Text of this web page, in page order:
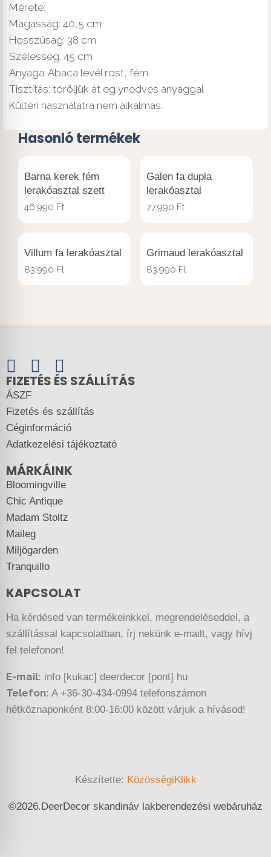
Mérete:
Magasság: 40,5 cm
Hosszúság: 38 cm
Szélesség: 45 cm
Anyaga: Abaca levél rost, fém
Tisztítás: töröljük át eg ynedves anyaggal
Kültéri használatra nem alkalmas.
Hasonló termékek
Barna kerek fém
lerakóasztal szett
46.990 Ft
Galen fa dupla
lerakóasztal
77.990 Ft
Villum fa lerakóasztal
83.990 Ft
Grimaud lerakóasztal
83.990 Ft
FIZETÉS ÉS SZÁLLÍTÁS
ÁSZF
Fizetés és szállítás
Céginformáció
Adatkezelési tájékoztató
MÁRKÁINK
Bloomingville
Chic Antique
Madam Stoltz
Maileg
Miljögarden
Tranquillo
KAPCSOLAT
Ha kérdésed van termékeinkkel, megrendeléseddel, a
szállítással kapcsolatban, írj nekünk e-mailt, vagy hívj
fel telefonon!
E-mail: info [kukac] deerdecor [pont] hu
Telefon: A +36-30-434-0994 telefonszámon
hétköznaponként 8:00-16:00 között várjuk a hívásod!
Készítette: KözösségiKlikk
©2026.DeerDecor skandináv lakberendezési webáruház